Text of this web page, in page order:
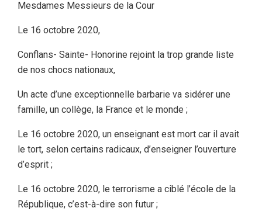
Mesdames Messieurs de la Cour
Le 16 octobre 2020,
Conflans- Sainte- Honorine rejoint la trop grande liste
de nos chocs nationaux,
Un acte d’une exceptionnelle barbarie va sidérer une
famille, un collège, la France et le monde ;
Le 16 octobre 2020, un enseignant est mort car il avait
le tort, selon certains radicaux, d’enseigner l’ouverture
d’esprit ;
Le 16 octobre 2020, le terrorisme a ciblé l’école de la
République, c’est-à-dire son futur ;